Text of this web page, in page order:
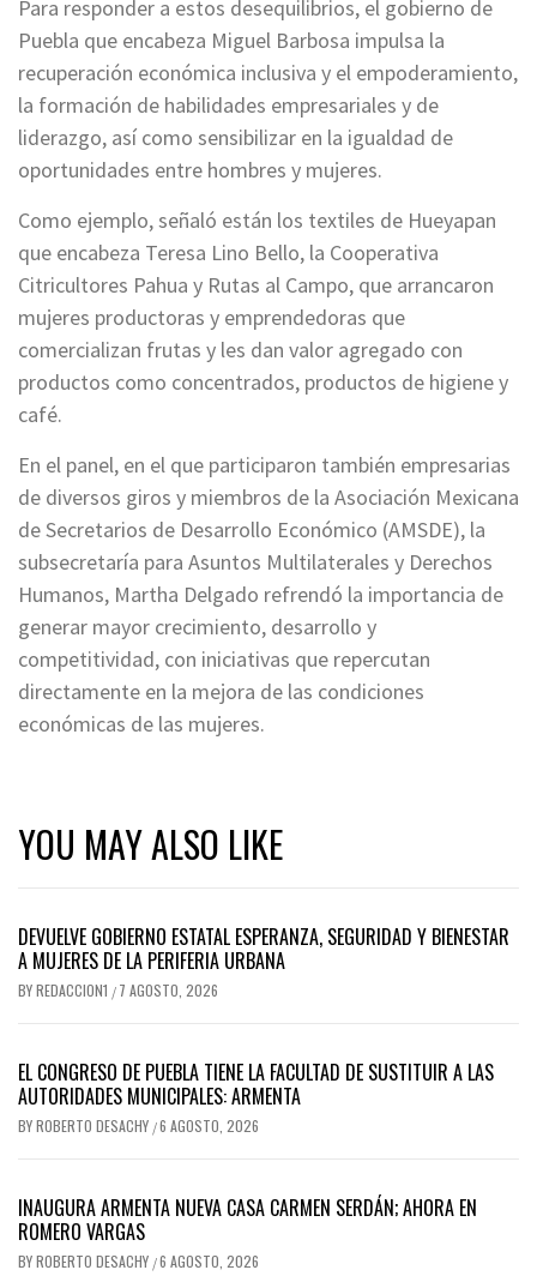
Para responder a estos desequilibrios, el gobierno de
Puebla que encabeza Miguel Barbosa impulsa la
recuperación económica inclusiva y el empoderamiento,
la formación de habilidades empresariales y de
liderazgo, así como sensibilizar en la igualdad de
oportunidades entre hombres y mujeres.
Como ejemplo, señaló están los textiles de Hueyapan
que encabeza Teresa Lino Bello, la Cooperativa
Citricultores Pahua y Rutas al Campo, que arrancaron
mujeres productoras y emprendedoras que
comercializan frutas y les dan valor agregado con
productos como concentrados, productos de higiene y
café.
En el panel, en el que participaron también empresarias
de diversos giros y miembros de la Asociación Mexicana
de Secretarios de Desarrollo Económico (AMSDE), la
subsecretaría para Asuntos Multilaterales y Derechos
Humanos, Martha Delgado refrendó la importancia de
generar mayor crecimiento, desarrollo y
competitividad, con iniciativas que repercutan
directamente en la mejora de las condiciones
económicas de las mujeres.
YOU MAY ALSO LIKE
DEVUELVE GOBIERNO ESTATAL ESPERANZA, SEGURIDAD Y BIENESTAR
A MUJERES DE LA PERIFERIA URBANA
BYREDACCION1 / 7 AGOSTO, 2026
EL CONGRESO DE PUEBLA TIENE LA FACULTAD DE SUSTITUIR A LAS
AUTORIDADES MUNICIPALES: ARMENTA
BYROBERTO DESACHY /6 AGOSTO, 2026
INAUGURA ARMENTA NUEVA CASA CARMEN SERDÁN; AHORA EN
ROMERO VARGAS
BYROBERTO DESACHY /6 AGOSTO, 2026